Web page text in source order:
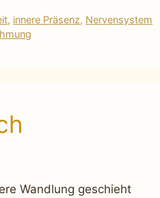
, innere Präsenz, Nervensystem
Wandlung geschieht